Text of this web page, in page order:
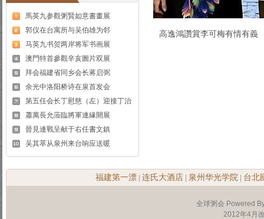
馬英九参觀粥賢如意書畫展
郭仪在台寓所与吴伯雄为邻
马英九书贺两岸将军书画展
澳門特首參觀辛亥圖片双展
拜会福建省同乡会长蒋启弼
余光中洛阳桥诗在泉首发会
第五任会长丁慰慈（左）迎接丁治
蕭萬長允蒞臨將軍連緣開展
晉見連戰呈献于右任書文鎮
吴其萃从泉州来台响应送暖
高逸鴻讚賞李可梅有情有義
福建第一漂 连氏大酒店 泉州华光学院 台北
全球粥会 Powered
2012年4月